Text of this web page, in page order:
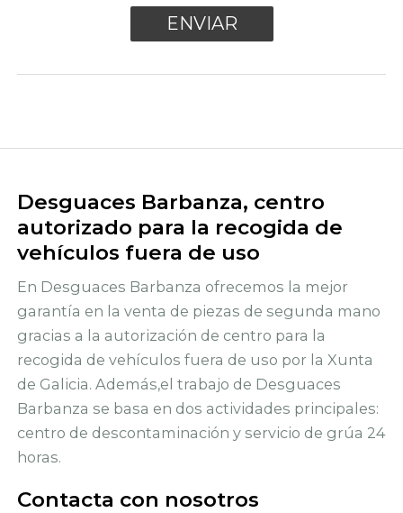
Desguaces Barbanza, centro
autorizado para la recogida de
vehículos fuera de uso
En Desguaces Barbanza ofrecemos la mejor
garantía en la venta de piezas de segunda mano
gracias a la autorización de centro para la
recogida de vehículos fuera de uso por la Xunta
de Galicia. Además,el trabajo de Desguaces
Barbanza se basa en dos actividades principales:
centro de descontaminación y servicio de grúa 24
horas.
Contacta con nosotros